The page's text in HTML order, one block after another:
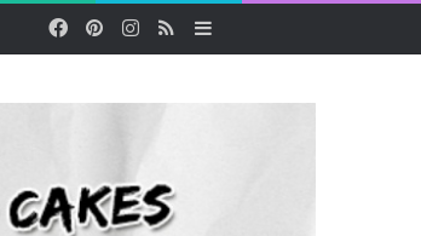
Facebook
PinterestInstagram
RSSSidebar